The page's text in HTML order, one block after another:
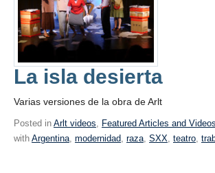
La isla desierta
Varias versiones de la obra de Arlt
Posted in Arlt videos Featured Articles and Videos
with Argentina modernidad raza SXX teatro